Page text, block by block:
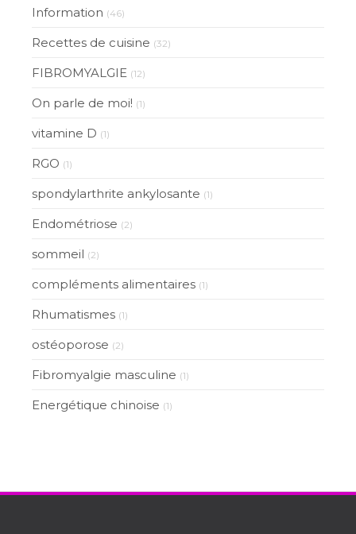
Information (46)
Recettes de cuisine (32)
FIBROMYALGIE (12)
On parle de moi! (1)
vitamine D (1)
RGO (1)
spondylarthrite ankylosante (1)
Endométriose (2)
sommeil (2)
compléments alimentaires (1)
Rhumatismes (1)
ostéoporose (2)
Fibromyalgie masculine (1)
Energétique chinoise (1)